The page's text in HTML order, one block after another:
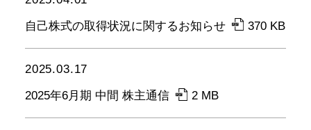
自己株式の取得状況に関するお知らせ
370 KB
2025.03.17
2025年6月期 中間 株主通信
2 MB